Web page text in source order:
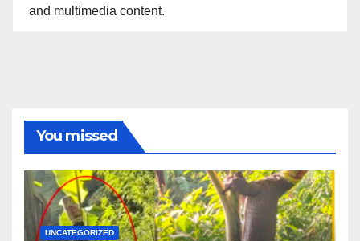
and multimedia content.
You missed
UNCATEGORIZED